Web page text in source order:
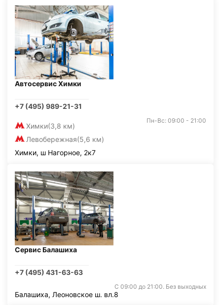
Автосервис Химки
+7 (495) 989-21-31
Химки(3,8 км)
Левобережная(5,6 км)
Пн-Вс: 09:00 - 21:00
Химки, ш Нагорное, 2к7
Сервис Балашиха
+7 (495) 431-63-63
С 09:00 до 21:00. Без выходных
Балашиха, Леоновское ш. вл.8